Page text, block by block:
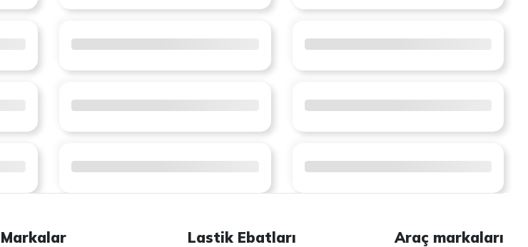
Markalar Lastik Ebatları Araç markaları